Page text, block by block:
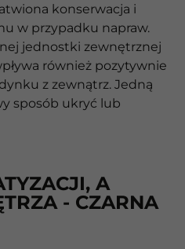
konserwacja i
w przypadku napraw.
jednostki zewnętrznej
również pozytywnie
z zewnątrz. Jedną
sposób ukryć lub
A
- CZARNA